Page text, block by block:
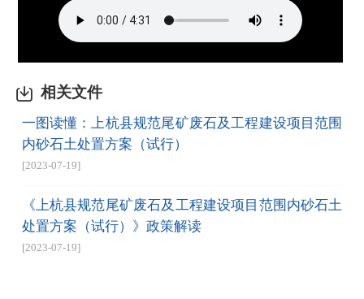
相关文件
一图读懂：上杭县规范尾矿废石及工程建设项目范围
内砂石土处置方案（试行）
[2023-07-19]
《上杭县规范尾矿废石及工程建设项目范围内砂石土
处置方案（试行）》政策解读
[2023-07-19]